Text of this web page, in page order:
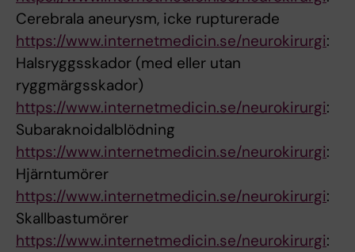
Cerebrala aneurysm, icke rupturerade
https://www.internetmedicin.se/neurokirurgi:
Halsryggsskador (med eller utan
ryggmärgsskador)
https://www.internetmedicin.se/neurokirurgi:
Subaraknoidalblödning
https://www.internetmedicin.se/neurokirurgi:
Hjärntumörer
https://www.internetmedicin.se/neurokirurgi:
Skallbastumörer
https://www.internetmedicin.se/neurokirurgi: